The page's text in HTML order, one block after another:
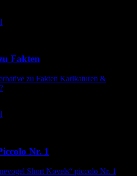
Fakten
zu Fakten Karikaturen &
Nr. 1
Short Novels“ piccolo Nr. 1